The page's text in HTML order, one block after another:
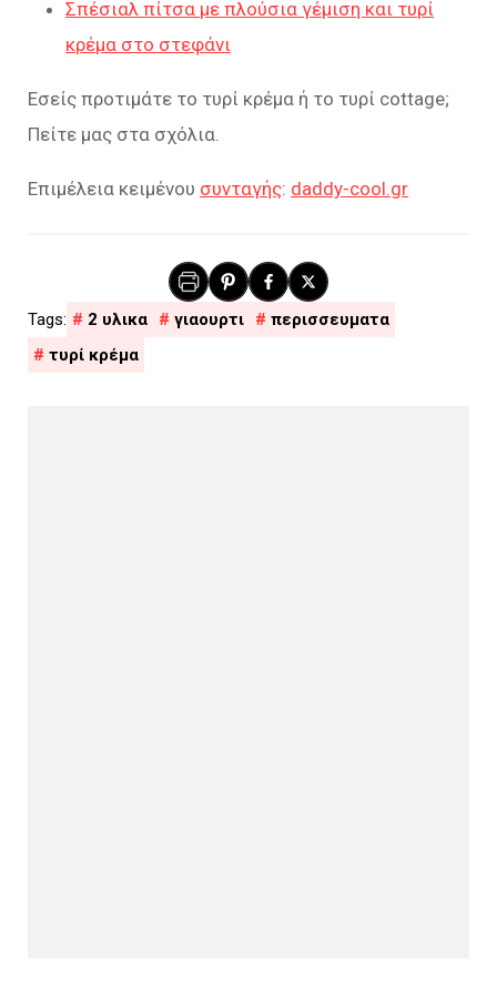
Σπέσιαλ πίτσα με πλούσια γέμιση και τυρί
κρέμα στο στεφάνι
Εσείς προτιμάτε το τυρί κρέμα ή το τυρί cottage;
Πείτε μας στα σχόλια.
Επιμέλεια κειμένου συνταγής: daddy-cool.gr
2 υλικα γιαουρτι
περισσευματα
τυρί κρέμα